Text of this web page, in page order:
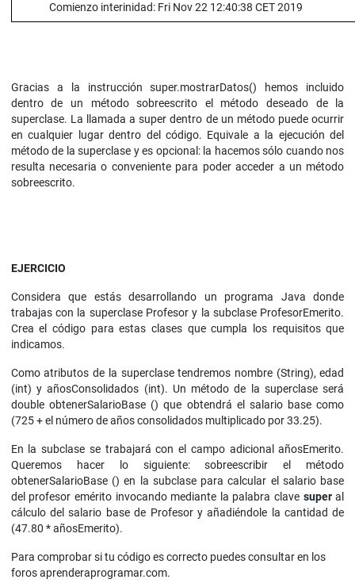
Comienzo interinidad: Fri Nov 22 12:40:38 CET 2019
Gracias a la instrucción super.mostrarDatos() hemos incluido
dentro de un método sobreescrito el método deseado de la
superclase. La llamada a super dentro de un método puede ocurrir
en cualquier lugar dentro del código. Equivale a la ejecución del
método de la superclase y es opcional: la hacemos sólo cuando nos
resulta necesaria o conveniente para poder acceder a un método
sobreescrito.
EJERCICIO
Considera que estás desarrollando un programa Java donde
trabajas con la superclase Profesor y la subclase ProfesorEmerito.
Crea el código para estas clases que cumpla los requisitos que
indicamos.
Como atributos de la superclase tendremos nombre (String), edad
(int) y añosConsolidados (int). Un método de la superclase será
double obtenerSalarioBase () que obtendrá el salario base como
(725 + el número de años consolidados multiplicado por 33.25).
En la subclase se trabajará con el campo adicional añosEmerito.
Queremos hacer lo siguiente: sobreescribir el método
obtenerSalarioBase () en la subclase para calcular el salario base
del profesor emérito invocando mediante la palabra clave superal
cálculo del salario base de Profesor y añadiéndole la cantidad de
(47.80 * añosEmerito).
Para comprobar si tu código es correcto puedes consultar en los
foros aprenderaprogramar.com.